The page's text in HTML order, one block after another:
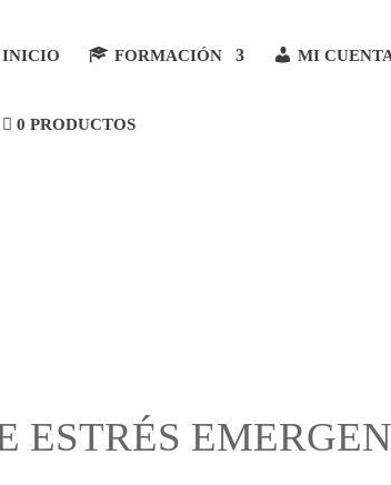
INICIO FORMACIÓN MI
0 PRODUCTOS
ESTRÉS